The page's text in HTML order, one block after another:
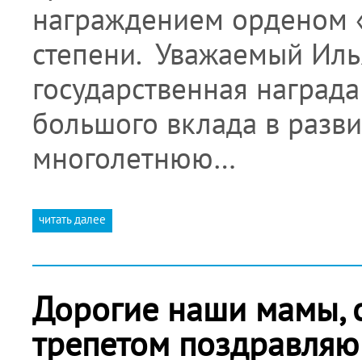
награждением орденом
степени. Уважаемый
государственная
большого вклада в
многолетнюю…
читать далее
Дорогие наши мамы,
трепетом